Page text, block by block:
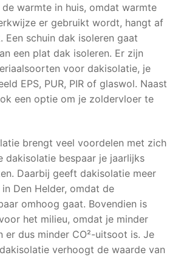
warmte in huis, omdat warmte
er gebruikt wordt, hangt af
Een schuin dak isoleren gaat
een plat dak isoleren. Er zijn
voor dakisolatie, je
EPS, PUR, PIR of glaswol. Naast
een optie om je zoldervloer te
brengt veel voordelen met zich
dakisolatie bespaar je jaarlijks
Daarbij geeft dakisolatie meer
Den Helder, omdat de
omhoog gaat. Bovendien is
het milieu, omdat je minder
er dus minder CO²-uitsoot is. Je
verhoogt de waarde van